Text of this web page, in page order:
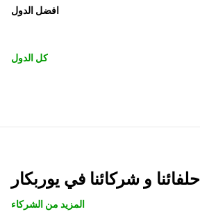
افضل الدول
كل الدول
حلفائنا و شركائنا في يوربكار
المزيد من الشركاء